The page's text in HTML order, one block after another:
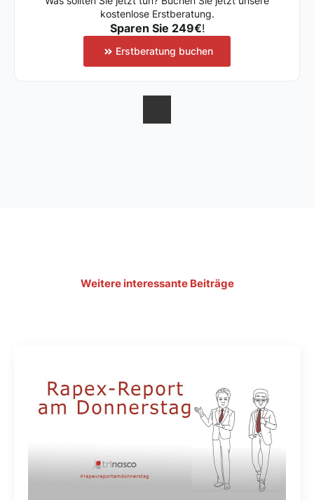
kostenlose Erstberatung.
Sparen Sie 249€!
Erstberatung buchen
Weitere interessante Beiträge